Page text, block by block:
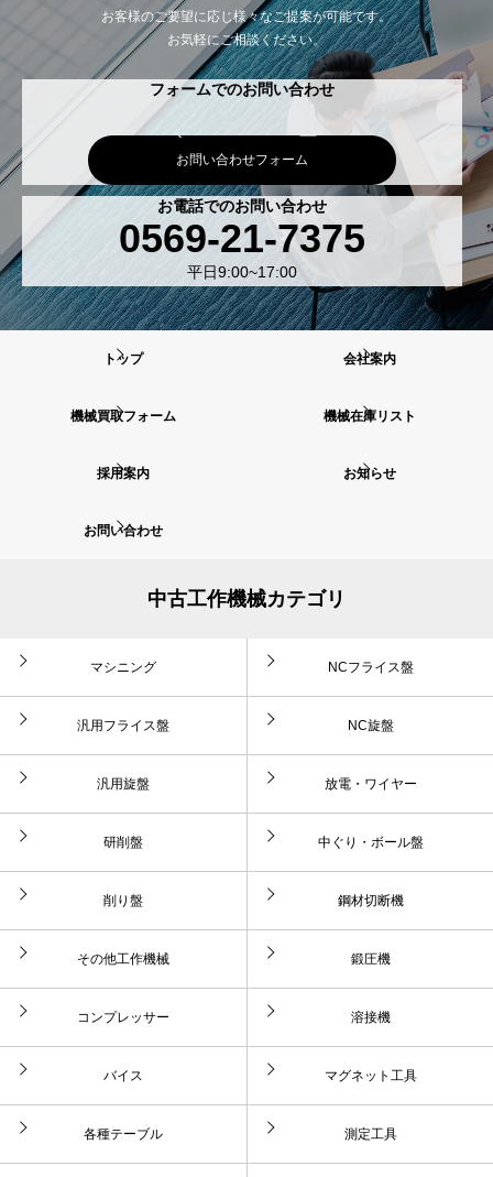
お客様のご要望に応じ様々なご提案が可能です。
お気軽にご相談ください。
フォームでのお問い合わせ
お問い合わせフォーム
お電話でのお問い合わせ
0569-21-7375
平日9:00~17:00
トップ 会社案内
機械買取フォーム 機械在庫リスト
採用案内 お知らせ
お問い合わせ
中古工作機械カテゴリ
マシニング NCフライス盤
汎用フライス盤 NC旋盤
汎用旋盤 放電・ワイヤー
研削盤 中ぐり・ボール盤
削り盤 鋼材切断機
その他工作機械 鍛圧機
コンプレッサー 溶接機
バイス マグネット工具
各種テーブル 測定工具